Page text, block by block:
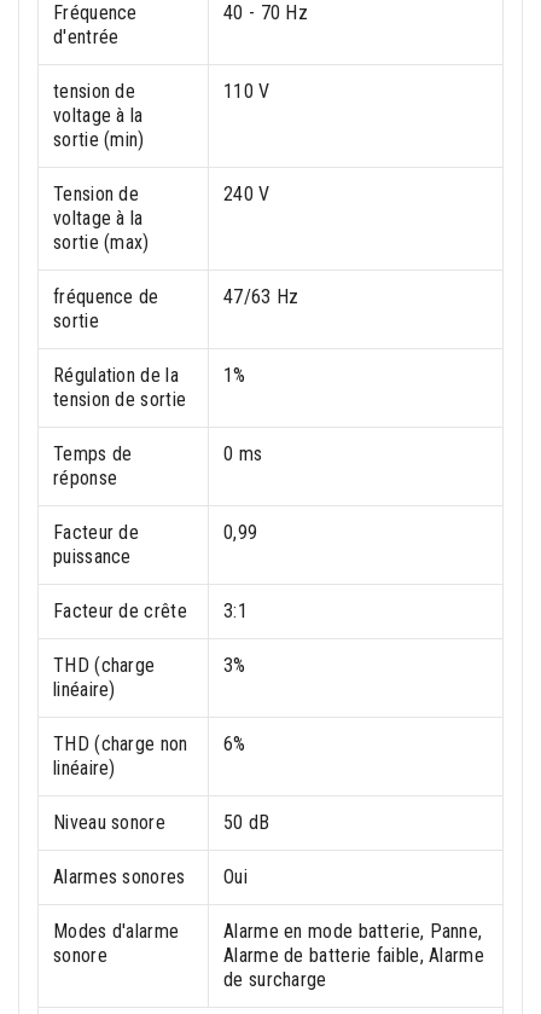
Fréquence
d'entrée
40 - 70 Hz
tension de
voltage à la
sortie (min)
110 V
Tension de
voltage à la
sortie (max)
240 V
fréquence de
sortie
47/63 Hz
Régulation de la
tension de sortie
1%
Temps de
réponse
0 ms
Facteur de
puissance
0,99
Facteur de crête 3:1
THD (charge
linéaire)
3%
THD (charge non
linéaire)
6%
Niveau sonore 50 dB
Alarmes sonores Oui
Modes d'alarme
sonore
Alarme en mode batterie, Panne,
Alarme de batterie faible, Alarme
de surcharge